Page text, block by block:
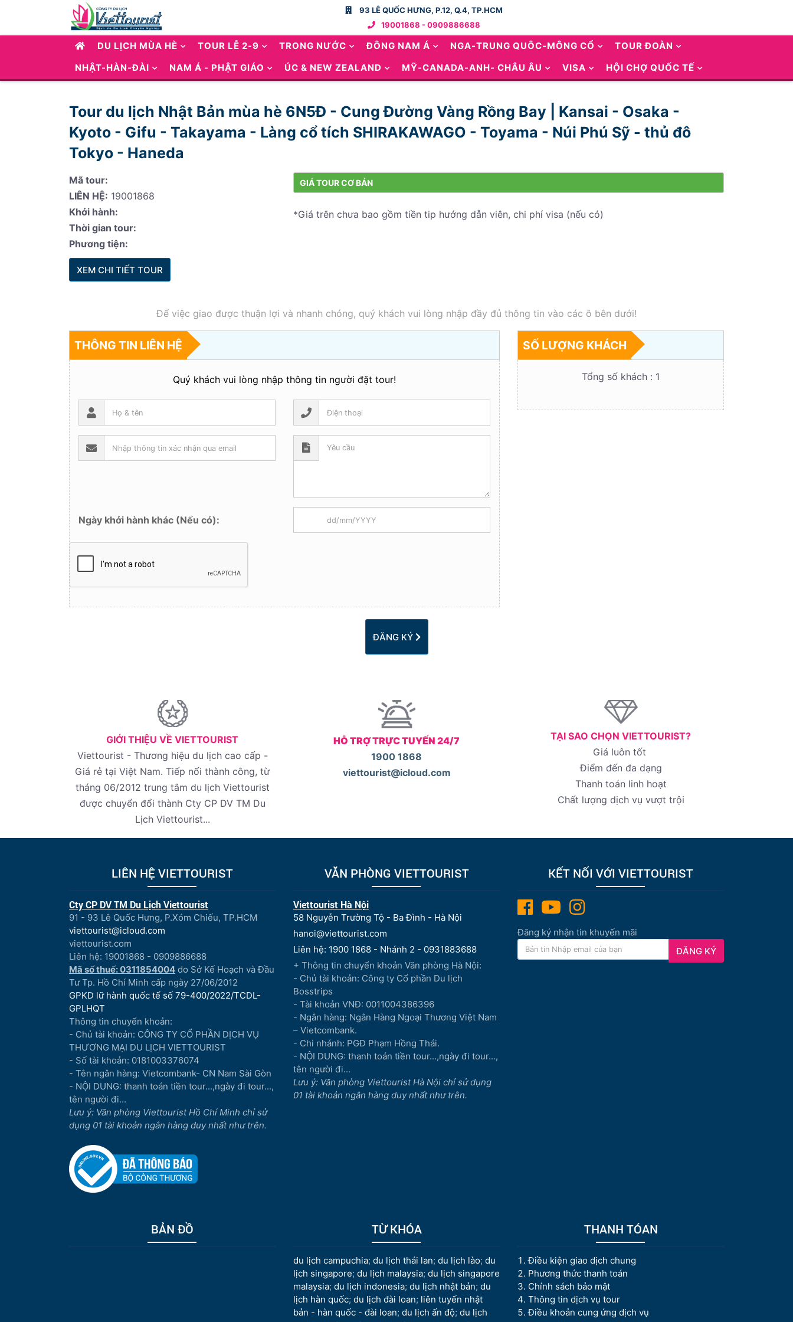
93 LÊ QUỐC HƯNG, P.12, Q.4, TP.HCM
19001868 - 0909886688
DU LỊCH MÙA HÈ TOUR LỄ 2-9 TRONG NƯỚC ĐÔNG NAM Á NGA-TRUNG QUÔC-MÔNG CỔ
TOUR ĐOÀN
NHẬT-HÀN-ĐÀI
NAM Á - PHẬT GIÁO ÚC & NEW ZEALAND MỸ-CANADA-ANH- CHÂU ÂU VISA HỘI CHỢ QUỐC TẾ
Tour du lịch Nhật Bản mùa hè 6N5Đ - Cung Đường Vàng Rồng Bay | Kansai - Osaka -
Kyoto - Gifu - Takayama - Làng cổ tích SHIRAKAWAGO - Toyama - Núi Phú Sỹ - thủ đô
Tokyo - Haneda
Mã tour:
LIÊN HỆ: 19001868
Khởi hành:
Thời gian tour:
Phương tiện:
XEM CHI TIẾT TOUR
GIÁ TOUR CƠ BẢN
*Giá trên chưa bao gồm tiền tip hướng dẫn viên, chi phí visa (nếu có)
Để việc giao được thuận lợi và nhanh chóng, quý khách vui lòng nhập đầy đủ thông tin vào các ô bên dưới!
THÔNG TIN LIÊN HỆ
Quý khách vui lòng nhập thông tin người đặt tour!
Ngày khởi hành khác (Nếu có):
SỐ LƯỢNG KHÁCH
Tổng số khách : 1
ĐĂNG KÝ
GIỚI THIỆU VỀ VIETTOURIST
Viettourist - Thương hiệu du lịch cao cấp -
Giá rẻ tại Việt Nam. Tiếp nối thành công, từ
tháng 06/2012 trung tâm du lịch Viettourist
được chuyển đổi thành Cty CP DV TM Du
Lịch Viettourist...
HỖ TRỢ TRỰC TUYẾN 24/7
1900 1868
viettourist@icloud.com
TẠI SAO CHỌN VIETTOURIST?
Giá luôn tốt
Điểm đến đa dạng
Thanh toán linh hoạt
Chất lượng dịch vụ vượt trội
LIÊN HỆ VIETTOURIST
Cty CP DV TM Du Lịch Viettourist
91 - 93 Lê Quốc Hưng, P.Xóm Chiếu, TP.HCM
viettourist@icloud.com
viettourist.com
Liên hệ: 19001868 - 0909886688
Mã số thuế: 0311854004 do Sở Kế Hoạch và Đầu
Tư Tp. Hồ Chí Minh cấp ngày 27/06/2012
GPKD lữ hành quốc tế số 79-400/2022/TCDL-
GPLHQT
Thông tin chuyển khoản:
- Chủ tài khoản: CÔNG TY CỔ PHẦN DỊCH VỤ
THƯƠNG MẠI DU LỊCH VIETTOURIST
- Số tài khoản: 0181003376074
- Tên ngân hàng: Vietcombank- CN Nam Sài Gòn
- NỘI DUNG: thanh toán tiền tour...,ngày đi tour...,
tên người đi...
Lưu ý: Văn phòng Viettourist Hồ Chí Minh chỉ sử
dụng 01 tài khoản ngân hàng duy nhất như trên.
VĂN PHÒNG VIETTOURIST
Viettourist Hà Nội
58 Nguyễn Trường Tộ - Ba Đình - Hà Nội
hanoi@viettourist.com
Liên hệ: 1900 1868 - Nhánh 2 - 0931883688
+ Thông tin chuyển khoản Văn phòng Hà Nội:
- Chủ tài khoản: Công ty Cổ phần Du lịch
Bosstrips
- Tài khoản VNĐ: 0011004386396
- Ngân hàng: Ngân Hàng Ngoại Thương Việt Nam
– Vietcombank.
- Chi nhánh: PGĐ Phạm Hồng Thái.
- NỘI DUNG: thanh toán tiền tour...,ngày đi tour...,
tên người đi...
Lưu ý: Văn phòng Viettourist Hà Nội chỉ sử dụng
01 tài khoản ngân hàng duy nhất như trên.
KẾT NỐI VỚI VIETTOURIST
Đăng ký nhận tin khuyến mãi
ĐĂNG KÝ
BẢN ĐỒ TỪ KHÓA
du lịch campuchia; du lịch thái lan; du lịch lào; du
lịch singapore; du lịch malaysia; du lịch singapore
malaysia; du lịch indonesia; du lịch nhật bản; du
lịch hàn quốc; du lịch đài loan; liên tuyến nhật
bản - hàn quốc - đài loan; du lịch ấn độ; du lịch
THANH TÓAN
Điều kiện giao dịch chung
Phương thức thanh toán
Chính sách bảo mật
Thông tin dịch vụ tour
Điều khoản cung ứng dịch vụ